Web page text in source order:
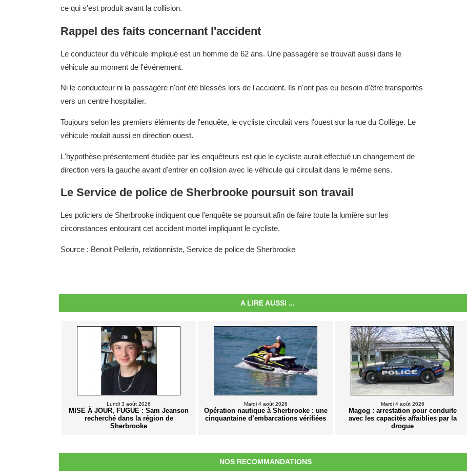
ce qui s'est produit avant la collision.
Rappel des faits concernant l'accident
Le conducteur du véhicule impliqué est un homme de 62 ans. Une passagère se trouvait aussi dans le
véhicule au moment de l'événement.
Ni le conducteur ni la passagère n'ont été blessés lors de l'accident. Ils n'ont pas eu besoin d'être transportés
vers un centre hospitalier.
Toujours selon les premiers éléments de l'enquête, le cycliste circulait vers l'ouest sur la rue du Collège. Le
véhicule roulait aussi en direction ouest.
L'hypothèse présentement étudiée par les enquêteurs est que le cycliste aurait effectué un changement de
direction vers la gauche avant d'entrer en collision avec le véhicule qui circulait dans le même sens.
Le Service de police de Sherbrooke poursuit son travail
Les policiers de Sherbrooke indiquent que l'enquête se poursuit afin de faire toute la lumière sur les
circonstances entourant cet accident mortel impliquant le cycliste.
Source : Benoit Pellerin, relationniste, Service de police de Sherbrooke
A LIRE AUSSI ...
Lundi 3 août 2026
MISE À JOUR, FUGUE : Sam Jeanson
recherché dans la région de
Sherbrooke
Mardi 4 août 2026
Opération nautique à Sherbrooke : une
cinquantaine d’embarcations vérifiées
Mardi 4 août 2026
Magog : arrestation pour conduite
avec les capacités affaiblies par la
drogue
NOS RECOMMANDATIONS